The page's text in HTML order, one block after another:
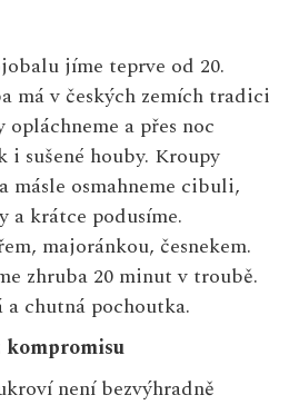
jíme teprve od 20.
má v českých zemích tradici
a přes noc
i sušené houby. Kroupy
másle osmahneme cibuli,
a krátce podusíme.
majoránkou, česnekem.
zhruba 20 minut v troubě.
chutná pochoutka.
kompromisu
není bezvýhradně